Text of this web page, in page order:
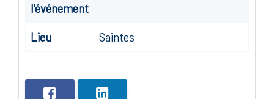
l'événement
Lieu Saintes